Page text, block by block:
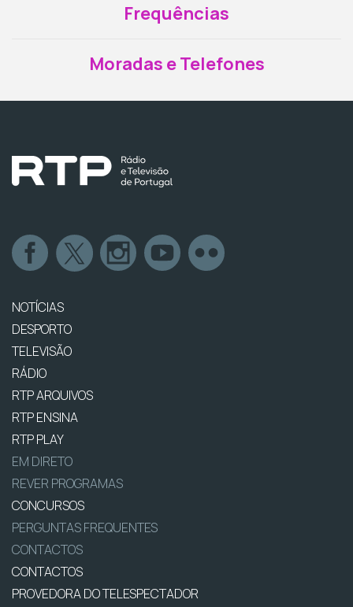
Frequências
Moradas e Telefones
NOTÍCIAS
DESPORTO
TELEVISÃO
RÁDIO
RTP ARQUIVOS
RTP ENSINA
RTP PLAY
EM DIRETO
REVER PROGRAMAS
CONCURSOS
PERGUNTAS FREQUENTES
CONTACTOS
CONTACTOS
PROVEDORA DO TELESPECTADOR